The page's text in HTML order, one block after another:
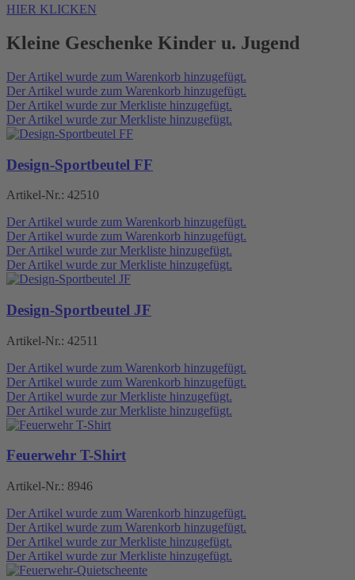
HIER KLICKEN
Kleine Geschenke Kinder u. Jugend
Der Artikel wurde zum Warenkorb hinzugefügt.
Der Artikel wurde zum Warenkorb hinzugefügt.
Der Artikel wurde zur Merkliste hinzugefügt.
Der Artikel wurde zur Merkliste hinzugefügt.
Design-Sportbeutel FF
Artikel-Nr.: 42510
Der Artikel wurde zum Warenkorb hinzugefügt.
Der Artikel wurde zum Warenkorb hinzugefügt.
Der Artikel wurde zur Merkliste hinzugefügt.
Der Artikel wurde zur Merkliste hinzugefügt.
Design-Sportbeutel JF
Artikel-Nr.: 42511
Der Artikel wurde zum Warenkorb hinzugefügt.
Der Artikel wurde zum Warenkorb hinzugefügt.
Der Artikel wurde zur Merkliste hinzugefügt.
Der Artikel wurde zur Merkliste hinzugefügt.
Feuerwehr T-Shirt
Artikel-Nr.: 8946
Der Artikel wurde zum Warenkorb hinzugefügt.
Der Artikel wurde zum Warenkorb hinzugefügt.
Der Artikel wurde zur Merkliste hinzugefügt.
Der Artikel wurde zur Merkliste hinzugefügt.